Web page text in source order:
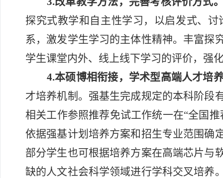
探究式教学和自主性学习，以启发式、
系，激发学生学习的主体性精神。丰富探
学生课堂内外、线上线下学习的评价，强
4.本硕博相衔接，学术型高端人才培
才培养机制。强基生完成规定的本科阶段
相关工作参照推荐免试工作统一在“全国
依据强基计划培养方案和招生专业范围确
部分学生也可根据培养方案在高端芯片与
缺的人文社会科学领域进行学科交叉培养